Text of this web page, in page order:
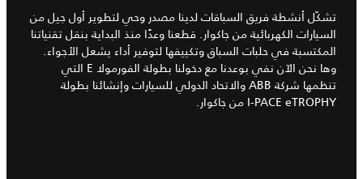
تشكّل أنشطة فريق السباقات لدينا مصدر وحي لتطوير أول جيل من
السيارات الكهربائية من جاكوار. قطعنا وعدًا منذ البداية بنقل تقنياتنا
المكتسبة في حلبات السباق وتكييفها لتوفير أداء يشعل الأجواء.
وها نحن الآن نفي بوعدنا مع دخولنا بطولة الفورمولا E التي
تنظمها شركة ABB والاتحاد الدولي للسيارات وإنشائنا بطولة
I‑PACE eTROPHY من جاكوار.